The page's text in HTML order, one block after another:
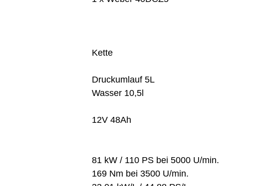
Kette
Druckumlauf 5L
Wasser 10,5l
12V 48Ah
81 kW / 110 PS bei 5000 U/min.
169 Nm bei 3500 U/min.